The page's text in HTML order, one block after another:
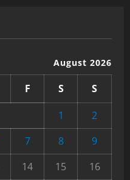
August 2026
F S
S
1
2
7 8
9
14 15 16